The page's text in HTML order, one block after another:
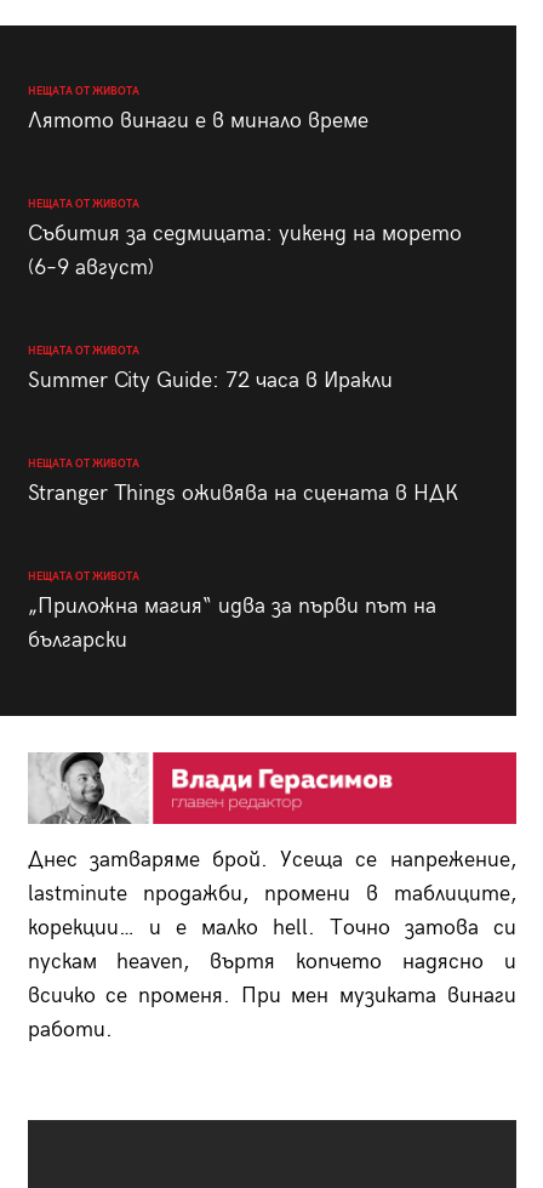
НЕЩАТА ОТ ЖИВОТА
Лятото винаги е в минало време
НЕЩАТА ОТ ЖИВОТА
Събития за седмицата: уикенд на морето
(6–9 август)
НЕЩАТА ОТ ЖИВОТА
Summer City Guide: 72 часа в Иракли
НЕЩАТА ОТ ЖИВОТА
Stranger Things оживява на сцената в НДК
НЕЩАТА ОТ ЖИВОТА
„Приложна магия“ идва за първи път на
български
Днес затваряме брой. Усеща се напрежение,
lastminute продажби, промени в таблиците,
корекции… и е малко hell. Точно затова си
пускам heaven, въртя копчето надясно и
всичко се променя. При мен музиката винаги
работи.